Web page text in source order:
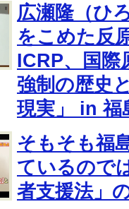
広瀬隆（ひ
をこめた反
ICRP、国際
強制の歴史
現実」 in 福
そもそも福
ているので
者支援法」